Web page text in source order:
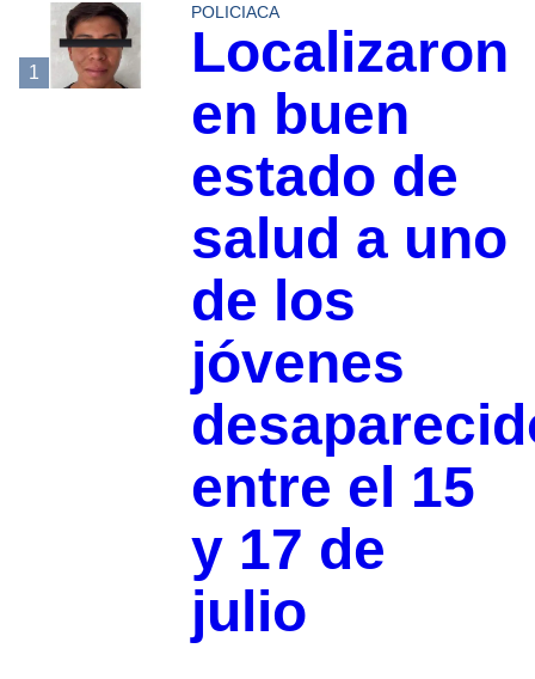
1
POLICIACA
Localizaron
en buen
estado de
salud a uno
de los
jóvenes
entre el 15
y 17 de
julio